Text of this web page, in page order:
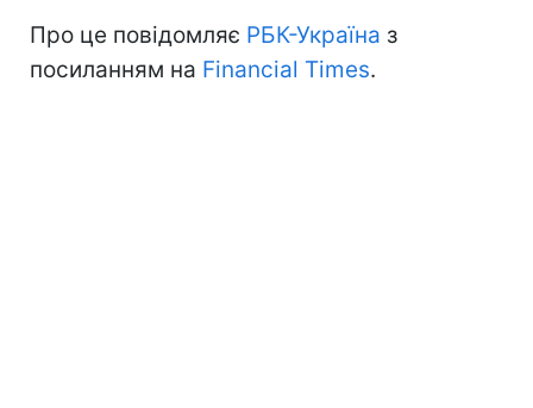
Про це повідомляє РБК-Україна з
посиланням на Financial Times.